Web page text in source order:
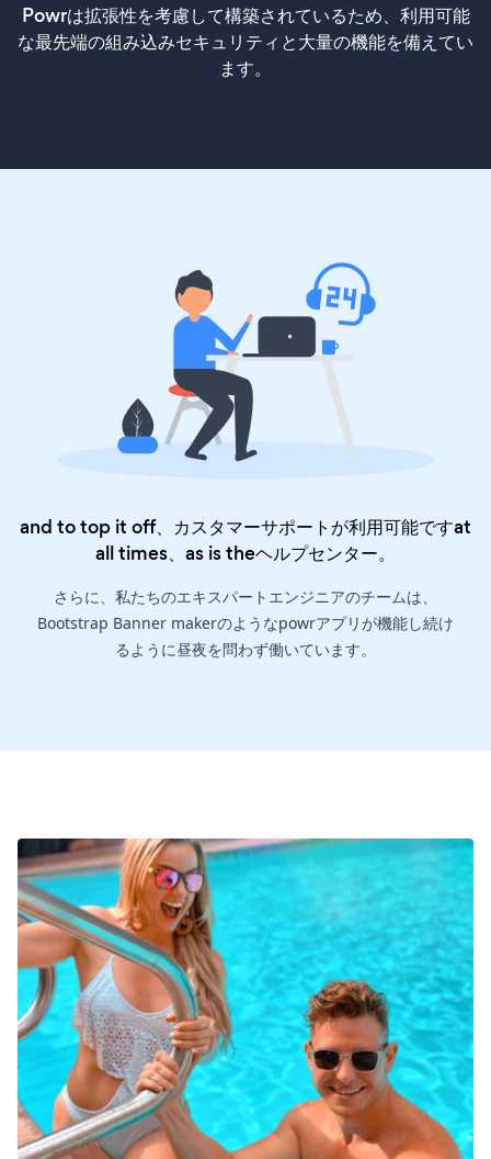
Powrは拡張性を考慮して構築されているため、利用可能
な最先端の組み込みセキュリティと大量の機能を備えてい
ます。
and to top it off、カスタマーサポートが利用可能ですat
all times、as is theヘルプセンター。
さらに、私たちのエキスパートエンジニアのチームは、
Bootstrap Banner makerのようなpowrアプリが機能し続け
るように昼夜を問わず働いています。